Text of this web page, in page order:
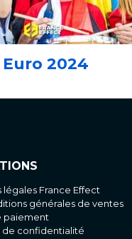
2024
légales France Effect
générales de ventes
paiement
de confidentialité